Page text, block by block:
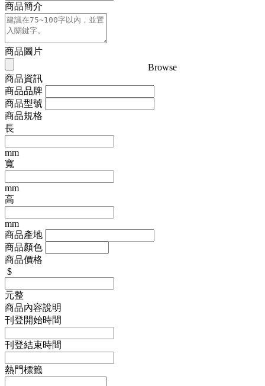
商品簡介
商品圖片
Browse
商品資訊
商品品牌
商品型號
商品規格
長
mm
寬
mm
高
mm
商品產地
商品顏色
商品價格
$
元整
商品內容說明
刊登開始時間
刊登結束時間
熱門標籤